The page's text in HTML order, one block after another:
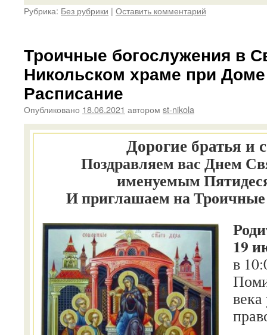
Рубрика: Без рубрики | Оставить комментарий
Троичные богослужения в
Никольском храме при
Расписание
Опубликовано 18.06.2021 автором st-nikola
Дорогие братья и
Поздравляем вас Днем
именуемым
И приглашаем на
19
в